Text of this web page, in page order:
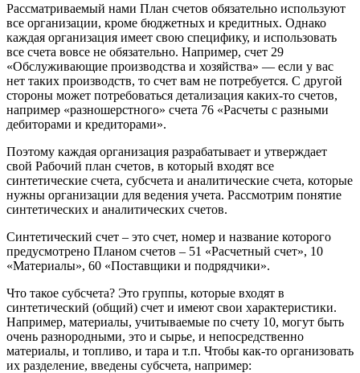
Рассматриваемый нами План счетов обязательно используют
все организации, кроме бюджетных и кредитных. Однако
каждая организация имеет свою специфику, и использовать
все счета вовсе не обязательно. Например, счет 29
«Обслуживающие производства и хозяйства» — если у вас
нет таких производств, то счет вам не потребуется. С другой
стороны может потребоваться детализация каких-то счетов,
например «разношерстного» счета 76 «Расчеты с разными
дебиторами и кредиторами».
Поэтому каждая организация разрабатывает и утверждает
свой Рабочий план счетов, в который входят все
синтетические счета, субсчета и аналитические счета, которые
нужны организации для ведения учета. Рассмотрим понятие
синтетических и аналитических счетов.
Синтетический счет – это счет, номер и название которого
предусмотрено Планом счетов – 51 «Расчетный счет», 10
«Материалы», 60 «Поставщики и подрядчики».
Что такое субсчета? Это группы, которые входят в
синтетический (общий) счет и имеют свои характеристики.
Например, материалы, учитываемые по счету 10, могут быть
очень разнородными, это и сырье, и непосредственно
материалы, и топливо, и тара и т.п. Чтобы как-то организовать
их разделение, введены субсчета, например: